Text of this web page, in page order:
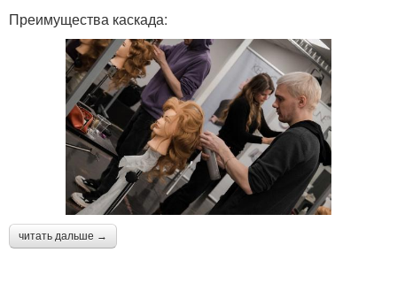
Преимущества каскада:
читать дальше →